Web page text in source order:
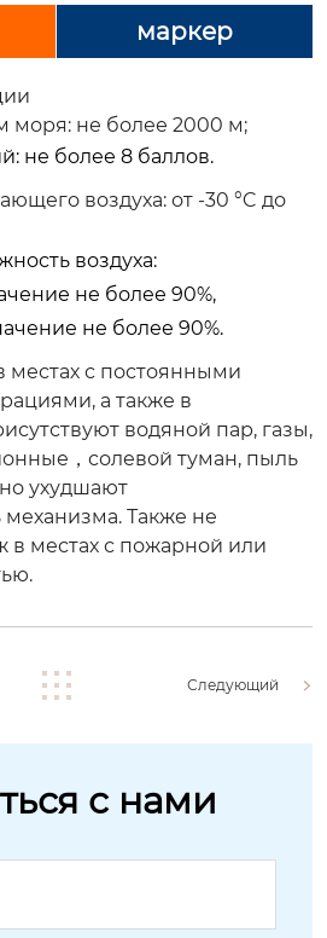
маркер
моря: не более 2000 м;
не более 8 баллов.
воздуха: от -30 °C до
воздуха:
не более 90%,
не более 90%.
местах с постоянными
а также в
водяной пар, газы,
，солевой туман, пыль
ухудшают
механизма. Также не
в местах с пожарной или
Следующий
с нами